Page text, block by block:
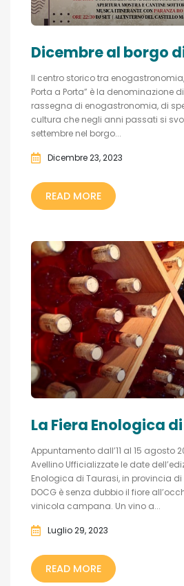
Dicembre al borgo
Il centro storico tra
Porta a Porta” è la denominazione
rassegna di enogastronomia, di
cultura che negli anni passati si
settembre nel borgo...
Dicembre 23, 2023
READ MORE
La Fiera Enologica
Appuntamento dall’11 al 15 agosto
Avellino Ufficializzate le date
Enologica di Taurasi, in provincia di
DOCG è senza dubbio il fiore
vinicola campana. Un vino a...
Luglio 29, 2023
READ MORE